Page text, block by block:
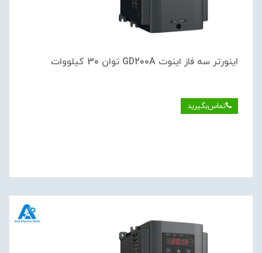
اینورتر سه فاز اینوت GD200A توان 30 کیلووات
تماس‌بگیرید